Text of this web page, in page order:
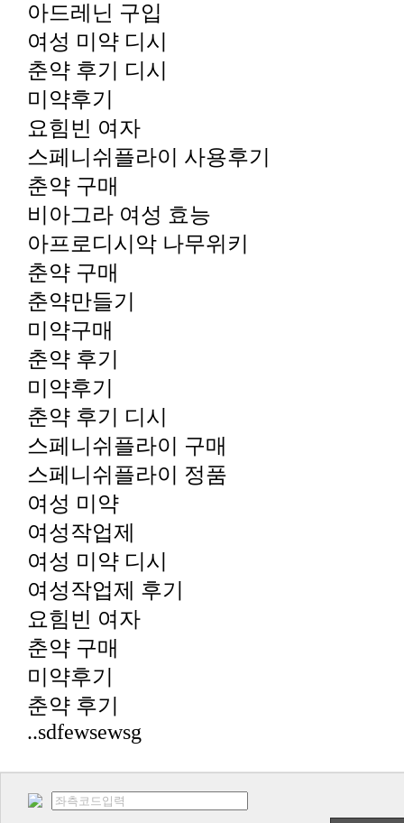
아드레닌 구입
여성 미약 디시
춘약 후기 디시
미약후기
요힘빈 여자
스페니쉬플라이 사용후기
춘약 구매
비아그라 여성 효능
아프로디시악 나무위키
춘약 구매
춘약만들기
미약구매
춘약 후기
미약후기
춘약 후기 디시
스페니쉬플라이 구매
스페니쉬플라이 정품
여성 미약
여성작업제
여성 미약 디시
여성작업제 후기
요힘빈 여자
춘약 구매
미약후기
춘약 후기
..sdfewsewsg